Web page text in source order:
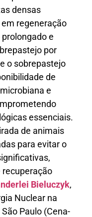
densas
regeneração
e
por
o sobrepastejo
de
e
essenciais.
de animais
para evitar o
recuperação
Bieluczyk,
Nuclear na
Paulo (Cena-